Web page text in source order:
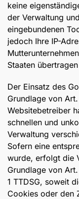
keine
der Verwaltung
eingebundenen
jedoch Ihre IP-
Staaten
Der Einsatz des
Grundlage von
Websitebetreiber
schnellen und
Verwaltung
Sofern eine
wurde, erfolgt die
Grundlage von
1 TTDSG, soweit
Cookies oder den